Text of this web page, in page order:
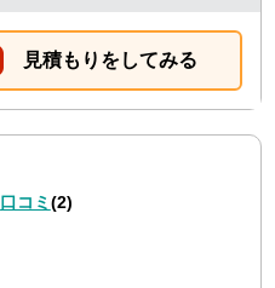
見積もりをしてみる
口コミ (2)